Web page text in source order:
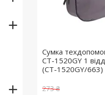
Сумка
СТ-1520GY 1
(СT-1520GY/663)
273 ₴